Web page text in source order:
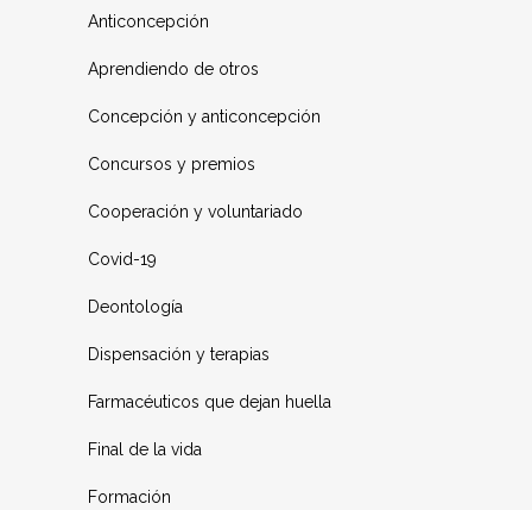
Anticoncepción
Aprendiendo de otros
Concepción y anticoncepción
Concursos y premios
Cooperación y voluntariado
Covid-19
Deontología
Dispensación y terapias
Farmacéuticos que dejan huella
Final de la vida
Formación